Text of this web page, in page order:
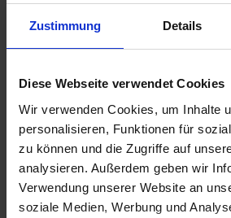
Zustimmung Details
Diese Webseite verwendet Cookies
Wir verwenden Cookies, um Inhalte
personalisieren, Funktionen für
zu können und die Zugriffe auf
analysieren. Außerdem geben wir
Verwendung unserer Website an
soziale Medien, Werbung und
298,00 €
Deutschlands
In den
Merken Bewerten
Artikel Nr.: 4660305